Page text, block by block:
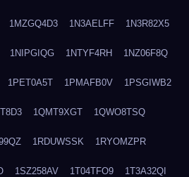
1MZGQ4D3 1N3AELFF 1N3R82X5
1NIPGIQG 1NTYF4RH 1NZ06F8Q
1PET0A5T 1PMAFB0V 1PSGIWB2
1QMT9XGT 1QWO8TSQ
1RDUWSSK 1RYOMZPR
1SZ258AV 1T04TFO9 1T3A32QI